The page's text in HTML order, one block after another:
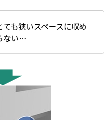
も狭いスペースに収め
ない…